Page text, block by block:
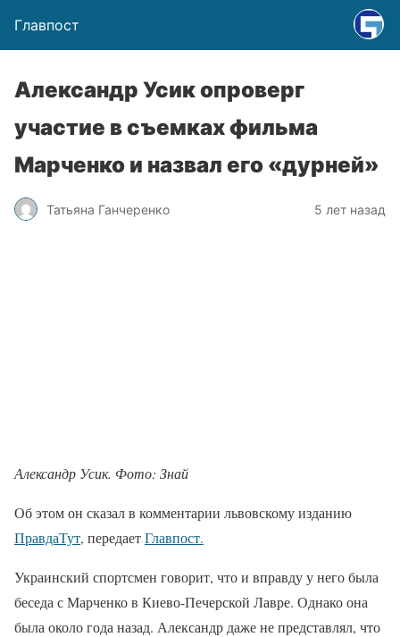
Главпост
Александр Усик опроверг
участие в съемках фильма
Марченко и назвал его «дурней»
Татьяна Ганчеренко 5 лет назад
Александр Усик. Фото: Знай
Об этом он сказал в комментарии львовскому изданию
ПравдаТут, передаетГлавпост.
Украинский спортсмен говорит, что и вправду у него была
беседа с Марченко в Киево-Печерской Лавре. Однако она
была около года назад. Александр даже не представлял, что